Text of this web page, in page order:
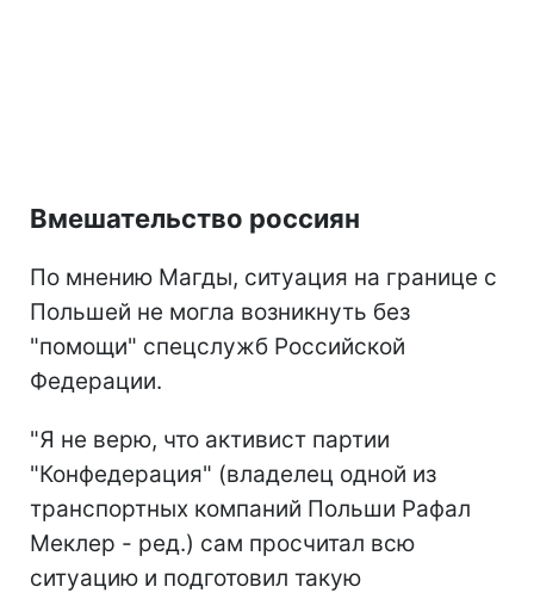
Вмешательство россиян
По мнению Магды, ситуация на границе с
Польшей не могла возникнуть без
"помощи" спецслужб Российской
Федерации.
"Я не верю, что активист партии
"Конфедерация" (владелец одной из
транспортных компаний Польши Рафал
Меклер - ред.) сам просчитал всю
ситуацию и подготовил такую